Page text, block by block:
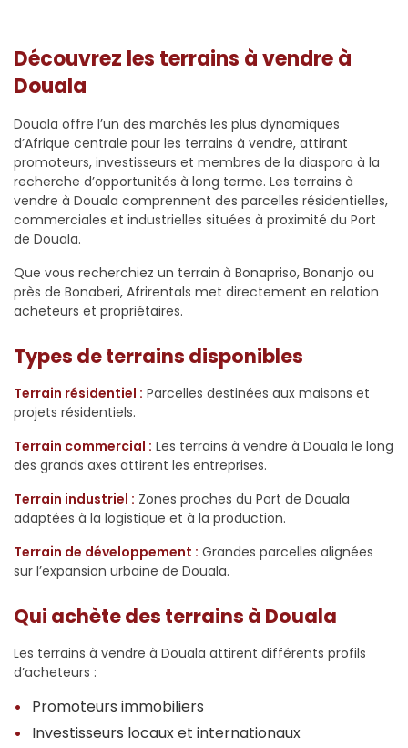
Découvrez les terrains à vendre à
Douala
Douala offre l’un des marchés les plus dynamiques
d’Afrique centrale pour les terrains à vendre, attirant
promoteurs, investisseurs et membres de la diaspora à la
recherche d’opportunités à long terme. Les terrains à
vendre à Douala comprennent des parcelles résidentielles,
commerciales et industrielles situées à proximité du Port
de Douala.
Que vous recherchiez un terrain à Bonapriso, Bonanjo ou
près de Bonaberi, Afrirentals met directement en relation
acheteurs et propriétaires.
Types de terrains disponibles
Terrain résidentiel : Parcelles destinées aux maisons et
projets résidentiels.
Terrain commercial : Les terrains à vendre à Douala le long
des grands axes attirent les entreprises.
Terrain industriel : Zones proches du Port de Douala
adaptées à la logistique et à la production.
Terrain de développement : Grandes parcelles alignées
sur l’expansion urbaine de Douala.
Qui achète des terrains à Douala
Les terrains à vendre à Douala attirent différents profils
d’acheteurs :
Promoteurs immobiliers
Investisseurs locaux et internationaux